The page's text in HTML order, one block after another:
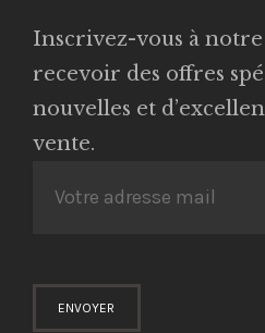
Inscrivez-vous à
recevoir des offres
nouvelles et
vente.